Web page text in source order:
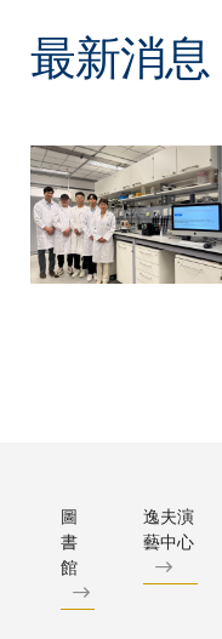
最新消息
圖
書
館
逸夫演
藝中心